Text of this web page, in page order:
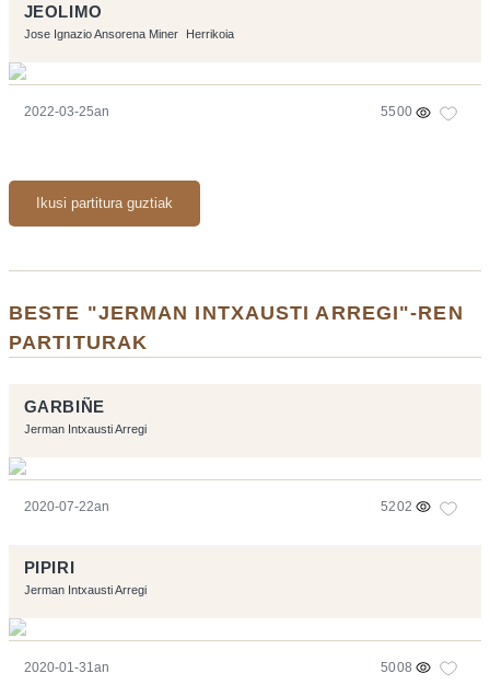
JEOLIMO
Jose Ignazio Ansorena Miner Herrikoia
2022-03-25an 5500
Ikusi partitura guztiak
BESTE "JERMAN INTXAUSTI ARREGI"-REN
PARTITURAK
GARBIÑE
Jerman Intxausti Arregi
2020-07-22an 5202
PIPIRI
Jerman Intxausti Arregi
2020-01-31an 5008